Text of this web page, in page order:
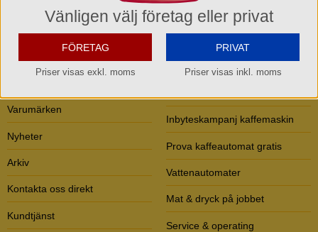
Torebrings
Varumärken
Nyheter
Arkiv
Kontakta oss direkt
Kundtjänst
Vårt erbjudande
Inbyteskampanj kaffemaskin
Prova kaffeautomat gratis
Vattenautomater
Mat & dryck på jobbet
Service & operating
Vänligen välj företag eller privat
FÖRETAG
Priser visas exkl. moms
PRIVAT
Priser visas inkl. moms